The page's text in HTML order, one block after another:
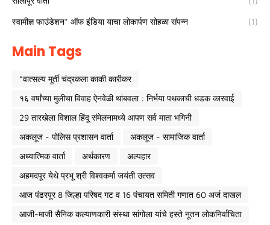
स्वामीज्ञ फाउंडेशन* ऑफ इंडिया याचा लोकार्पण सोहळा संपन्न (1)
Main Tags
*वात्सल्य मूर्ती चंद्रकला काकी कारीकर
१६ वर्षांच्या मुलीचा विवाह ऐनवेळी थांबवला : निर्भया पथकाची धडक कारवाई
29 तारखेला विशाल हिंदू संमेलनामध्ये आपण सर्व माता भगिनी
अकलूज - पोलिस प्रशासन वार्ता
अकलूज - सामाजिक वार्ता
अध्यात्मिक वार्ता
अर्थकारण
अल्पहार
अहमदपूर येथे प्रभू श्री विश्वकर्मा जयंती उत्सव
आज पंढरपूर 8 जिल्हा परिषद गट व 16 पंचायत समिती गणात 60 अर्ज दाखल
आजी-माजी सैनिक कल्याणकारी संस्था सांगोला यांचे हस्ते नूतन लोकनिर्वाचिता